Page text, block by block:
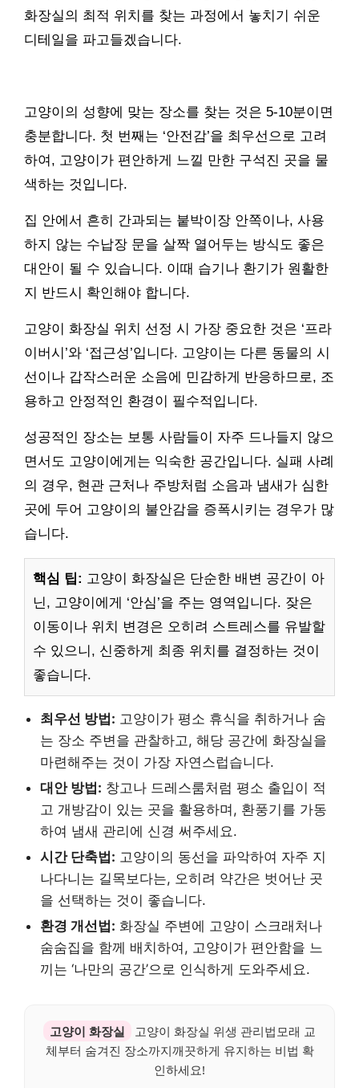
화장실의 최적 위치를 찾는 과정에서 놓치기 쉬운
디테일을 파고들겠습니다.
고양이의 성향에 맞는 장소를 찾는 것은 5-10분이면
충분합니다. 첫 번째는 ‘안전감’을 최우선으로 고려
하여, 고양이가 편안하게 느낄 만한 구석진 곳을 물
색하는 것입니다.
집 안에서 흔히 간과되는 붙박이장 안쪽이나, 사용
하지 않는 수납장 문을 살짝 열어두는 방식도 좋은
대안이 될 수 있습니다. 이때 습기나 환기가 원활한
지 반드시 확인해야 합니다.
고양이 화장실 위치 선정 시 가장 중요한 것은 ‘프라
이버시’와 ‘접근성’입니다. 고양이는 다른 동물의 시
선이나 갑작스러운 소음에 민감하게 반응하므로, 조
용하고 안정적인 환경이 필수적입니다.
성공적인 장소는 보통 사람들이 자주 드나들지 않으
면서도 고양이에게는 익숙한 공간입니다. 실패 사례
의 경우, 현관 근처나 주방처럼 소음과 냄새가 심한
곳에 두어 고양이의 불안감을 증폭시키는 경우가 많
습니다.
핵심 팁: 고양이 화장실은 단순한 배변 공간이 아
닌, 고양이에게 ‘안심’을 주는 영역입니다. 잦은
이동이나 위치 변경은 오히려 스트레스를 유발할
수 있으니, 신중하게 최종 위치를 결정하는 것이
좋습니다.
최우선 방법: 고양이가 평소 휴식을 취하거나 숨
는 장소 주변을 관찰하고, 해당 공간에 화장실을
마련해주는 것이 가장 자연스럽습니다.
대안 방법: 창고나 드레스룸처럼 평소 출입이 적
고 개방감이 있는 곳을 활용하며, 환풍기를 가동
하여 냄새 관리에 신경 써주세요.
시간 단축법: 고양이의 동선을 파악하여 자주 지
나다니는 길목보다는, 오히려 약간은 벗어난 곳
을 선택하는 것이 좋습니다.
환경 개선법: 화장실 주변에 고양이 스크래처나
숨숨집을 함께 배치하여, 고양이가 편안함을 느
끼는 ‘나만의 공간’으로 인식하게 도와주세요.
고양이 화장실
고양이 화장실 위생 관리법모래 교
체부터 숨겨진 장소까지깨끗하게 유지하는 비법 확
인하세요!